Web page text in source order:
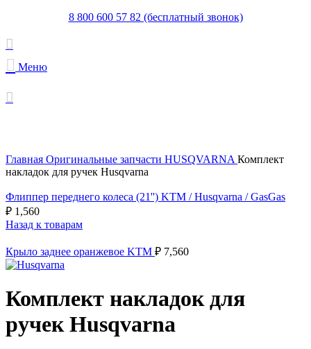
8 800 600 57 82 (бесплатный звонок)
Меню
Главная Оригинальные запчасти HUSQVARNA Комплект
накладок для ручек Husqvarna
Флиппер переднего колеса (21'') KTM / Husqvarna / GasGas
₽ 1,560
Назад к товарам
Крыло заднее оранжевое KTM ₽ 7,560
Комплект накладок для
ручек Husqvarna